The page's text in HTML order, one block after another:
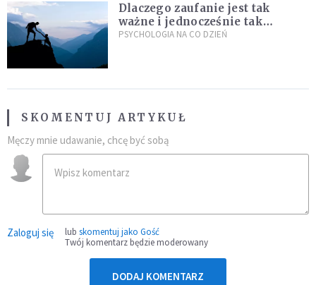
Dlaczego zaufanie jest tak
ważne i jednocześnie tak
trudne?
PSYCHOLOGIA NA CO DZIEŃ
SKOMENTUJ ARTYKUŁ
Męczy mnie udawanie, chcę być sobą
Zaloguj się lub skomentuj jako Gość
Twój komentarz będzie moderowany
DODAJ KOMENTARZ